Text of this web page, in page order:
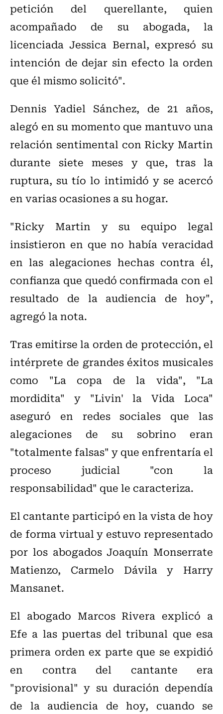
petición del querellante, quien
acompañado de su abogada, la
licenciada Jessica Bernal, expresó su
intención de dejar sin efecto la orden
que él mismo solicitó".
Dennis Yadiel Sánchez, de 21 años,
alegó en su momento que mantuvo una
relación sentimental con Ricky Martin
durante siete meses y que, tras la
ruptura, su tío lo intimidó y se acercó
en varias ocasiones a su hogar.
"Ricky Martin y su equipo legal
insistieron en que no había veracidad
en las alegaciones hechas contra él,
confianza que quedó confirmada con el
resultado de la audiencia de hoy",
agregó la nota.
Tras emitirse la orden de protección, el
intérprete de grandes éxitos musicales
como "La copa de la vida", "La
mordidita" y "Livin' la Vida Loca"
aseguró en redes sociales que las
alegaciones de su sobrino eran
"totalmente falsas" y que enfrentaría el
proceso judicial "con la
responsabilidad" que le caracteriza.
El cantante participó en la vista de hoy
de forma virtual y estuvo representado
por los abogados Joaquín Monserrate
Matienzo, Carmelo Dávila y Harry
Mansanet.
El abogado Marcos Rivera explicó a
Efe a las puertas del tribunal que esa
primera orden ex parte que se expidió
en contra del cantante era
"provisional" y su duración dependía
de la audiencia de hoy, cuando se